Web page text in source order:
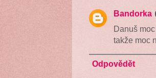
Bandorka
Danuš
takže moc
Odpovědět